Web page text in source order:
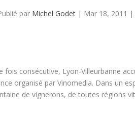
par Michel Godet | Mar 18, 2011
fois consécutive, Lyon-Villeurbanne
organisé par Vinomedia. Dans un
de vignerons, de toutes régions